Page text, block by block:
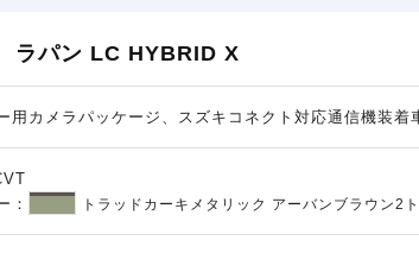
ラパン LC HYBRID X
用カメラパッケージ、スズキコネクト対応通信機装着
：
トラッドカーキメタリック アーバンブラウン2